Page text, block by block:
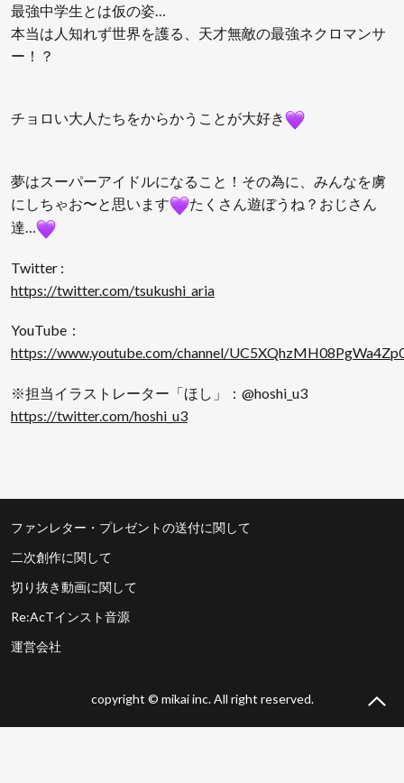
最強中学生とは仮の姿…
本当は人知れず世界を護る、天才無敵の最強ネクロマンサ
ー！？
チョロい大人たちをからかうことが大好き
夢はスーパーアイドルになること！その為に、みんなを虜
にしちゃお〜と思います
たくさん遊ぼうね？おじさん
達…
Twitter :
https://twitter.com/tsukushi_aria
YouTube：
https://www.youtube.com/channel/
※担当イラストレーター「ほし」：@hoshi_u3
https://twitter.com/hoshi_u3
ファンレター・プレゼントの送付に関して
二次創作に関して
切り抜き動画に関して
Re:AcTインスト音源
運営会社
copyright © mikai inc. All right reserved.